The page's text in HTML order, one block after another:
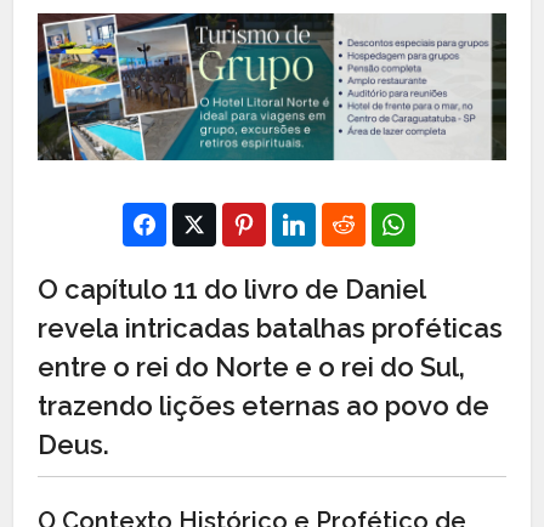
O capítulo 11 do livro de Daniel
revela intricadas batalhas proféticas
entre o rei do Norte e o rei do Sul,
trazendo lições eternas ao povo de
Deus.
O Contexto Histórico e Profético de